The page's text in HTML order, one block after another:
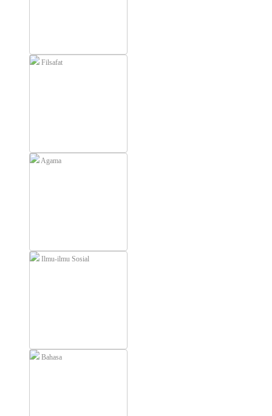
Filsafat
Agama
Ilmu-ilmu Sosial
Bahasa